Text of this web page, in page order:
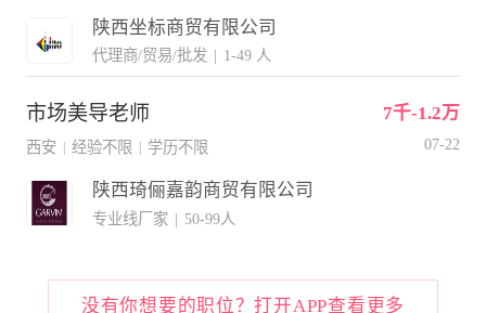
陕西坐标商贸有限公司
代理商/贸易/批发 | 1-49 人
市场美导老师 7千-1.2万
西安 经验不限 学历不限 07-22
陕西琦俪嘉韵商贸有限公司
专业线厂家 | 50-99人
没有你想要的职位？打开APP查看更多